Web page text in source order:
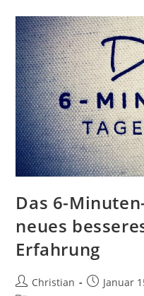
Positive
Das 6-
neues
Erfahrung
Beitrags-
Christian
BeitragJanuar